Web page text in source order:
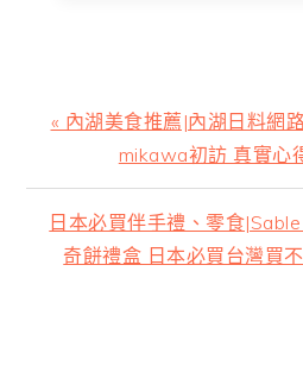
上
篇
文
章:
« 內湖美食推薦|內湖日料網
mikawa初訪 真實心
下
一
日本必買伴手禮、零食
奇餅禮盒 日本必買台灣買